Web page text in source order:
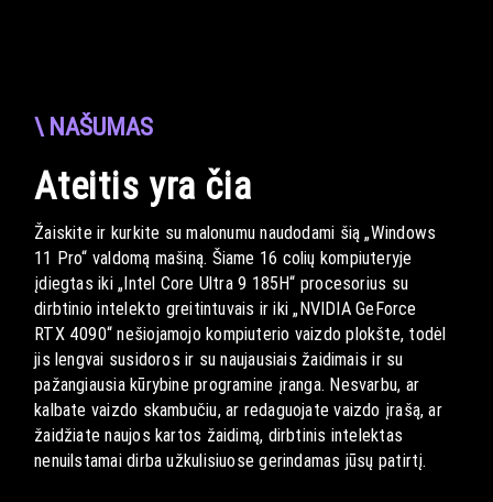
\ NAŠUMAS
Ateitis yra čia
Žaiskite ir kurkite su malonumu naudodami šią „Windows
11 Pro“ valdomą mašiną. Šiame 16 colių kompiuteryje
įdiegtas iki „Intel Core Ultra 9 185H“ procesorius su
dirbtinio intelekto greitintuvais ir iki „NVIDIA GeForce
RTX 4090“ nešiojamojo kompiuterio vaizdo plokšte, todėl
jis lengvai susidoros ir su naujausiais žaidimais ir su
pažangiausia kūrybine programine įranga. Nesvarbu, ar
kalbate vaizdo skambučiu, ar redaguojate vaizdo įrašą, ar
žaidžiate naujos kartos žaidimą, dirbtinis intelektas
nenuilstamai dirba užkulisiuose gerindamas jūsų patirtį.